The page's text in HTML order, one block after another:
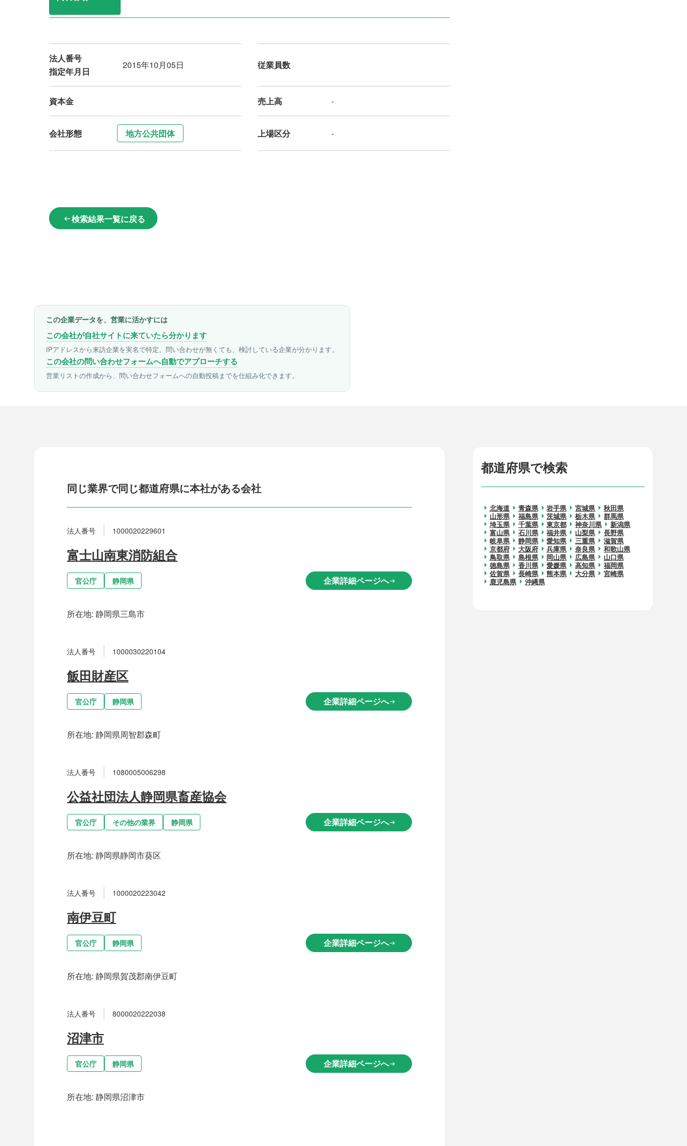
法人番号
指定年月日
2015年10月05日 従業員数
資本金 売上高 -
会社形態 地方公共団体 上場区分 -
arrow_left_alt検索結果一覧に戻る
この企業データを、営業に活かすには
この会社が自社サイトに来ていたら分かります
IPアドレスから来訪企業を実名で特定。問い合わせが無くても、検討している企業が分かります。
この会社の問い合わせフォームへ自動でアプローチする
営業リストの作成から、問い合わせフォームへの自動投稿までを仕組み化できます。
都道府県で検索
北海道 青森県 岩手県 宮城県
秋田県
山形県
福島県 茨城県 栃木県
群馬県
埼玉県
千葉県 東京都 神奈川県
新潟県
富山県
石川県 福井県 山梨県
長野県
岐阜県
静岡県 愛知県 三重県
滋賀県
京都府
大阪府 兵庫県 奈良県
和歌山県
鳥取県
島根県 岡山県 広島県
山口県
徳島県
香川県 愛媛県 高知県
福岡県
佐賀県
長崎県 熊本県 大分県
宮崎県
鹿児島県
沖縄県
同じ業界で同じ都道府県に本社がある会社
法人番号 1000020229601
富士山南東消防組合
官公庁 静岡県 企業詳細ページへarrow_right_alt
所在地:静岡県三島市
法人番号 1000030220104
飯田財産区
官公庁 静岡県 企業詳細ページへarrow_right_alt
所在地:静岡県周智郡森町
法人番号 1080005006298
公益社団法人静岡県畜産協会
官公庁 その他の業界 静岡県 企業詳細ページへarrow_right_alt
所在地:静岡県静岡市葵区
法人番号 1000020223042
南伊豆町
官公庁 静岡県 企業詳細ページへarrow_right_alt
所在地:静岡県賀茂郡南伊豆町
法人番号 8000020222038
沼津市
官公庁 静岡県 企業詳細ページへarrow_right_alt
所在地:静岡県沼津市